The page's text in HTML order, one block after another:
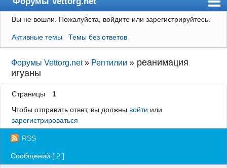
Главная
Пользователи
Правила
Поиск
Регистрация
Вход
Вы не вошли. Пожалуйста, войдите или зарегистрируйтесь.
Активные темы Темы без ответов
Форумы Vettorg.net » Рептилии » реанимация
игуаны
Страницы
1
Чтобы отправить ответ, вы должны войти или
зарегистрироваться
RSS
Сообщений [ 2 ]